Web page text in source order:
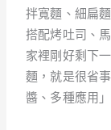
拌寬麵、細扁
搭配烤吐司、
家裡剛好剩下
麵，就是很省
醬、多種應用